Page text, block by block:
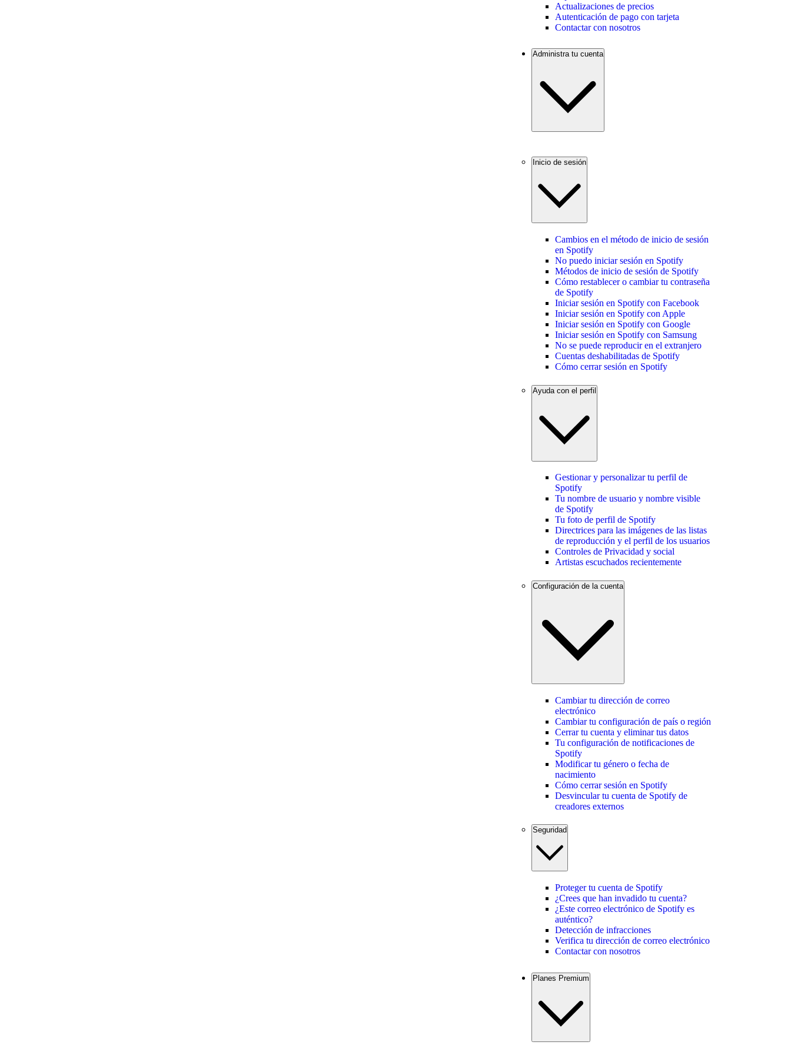
Actualizaciones de precios
Autenticación de pago con tarjeta
Contactar con nosotros
Administra tu cuenta
Inicio de sesión
Cambios en el método de inicio de sesión
en Spotify
No puedo iniciar sesión en Spotify
Métodos de inicio de sesión de Spotify
Cómo restablecer o cambiar tu contraseña
de Spotify
Iniciar sesión en Spotify con Facebook
Iniciar sesión en Spotify con Apple
Iniciar sesión en Spotify con Google
Iniciar sesión en Spotify con Samsung
No se puede reproducir en el extranjero
Cuentas deshabilitadas de Spotify
Cómo cerrar sesión en Spotify
Ayuda con el perfil
Gestionar y personalizar tu perfil de
Spotify
Tu nombre de usuario y nombre visible
de Spotify
Tu foto de perfil de Spotify
Directrices para las imágenes de las listas
de reproducción y el perfil de los usuarios
Controles de Privacidad y social
Artistas escuchados recientemente
Configuración de la cuenta
Cambiar tu dirección de correo
electrónico
Cambiar tu configuración de país o región
Cerrar tu cuenta y eliminar tus datos
Tu configuración de notificaciones de
Spotify
Modificar tu género o fecha de
nacimiento
Cómo cerrar sesión en Spotify
Desvincular tu cuenta de Spotify de
creadores externos
Seguridad
Proteger tu cuenta de Spotify
¿Crees que han invadido tu cuenta?
¿Este correo electrónico de Spotify es
auténtico?
Detección de infracciones
Verifica tu dirección de correo electrónico
Contactar con nosotros
Planes Premium